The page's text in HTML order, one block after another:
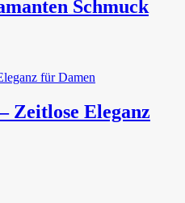
Schmuck
Zeitlose Eleganz